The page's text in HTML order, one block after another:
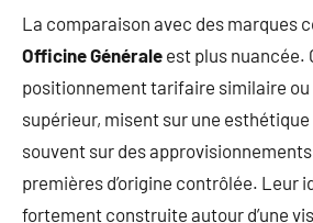
La comparaison avec des marques
Officine Générale est plus nuancée.
positionnement tarifaire similaire
supérieur, misent sur une
souvent sur des
premières d’origine contrôlée. Leur
fortement construite autour d’une